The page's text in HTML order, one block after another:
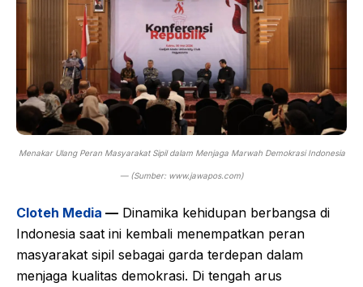
Menakar Ulang Peran Masyarakat Sipil dalam Menjaga Marwah Demokrasi Indonesia
— (Sumber: www.jawapos.com)
Cloteh Media — Dinamika kehidupan berbangsa di
Indonesia saat ini kembali menempatkan peran
masyarakat sipil sebagai garda terdepan dalam
menjaga kualitas demokrasi. Di tengah arus